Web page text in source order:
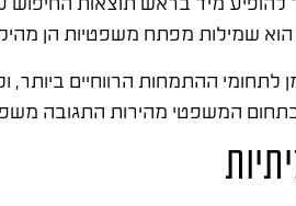
הוא שמילות מפתח משפטיות הן
ההתמחות הרווחיים
המשפטי מהירות התגובה